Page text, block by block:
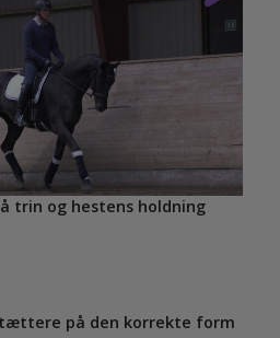
trin og hestens holdning
på den korrekte form